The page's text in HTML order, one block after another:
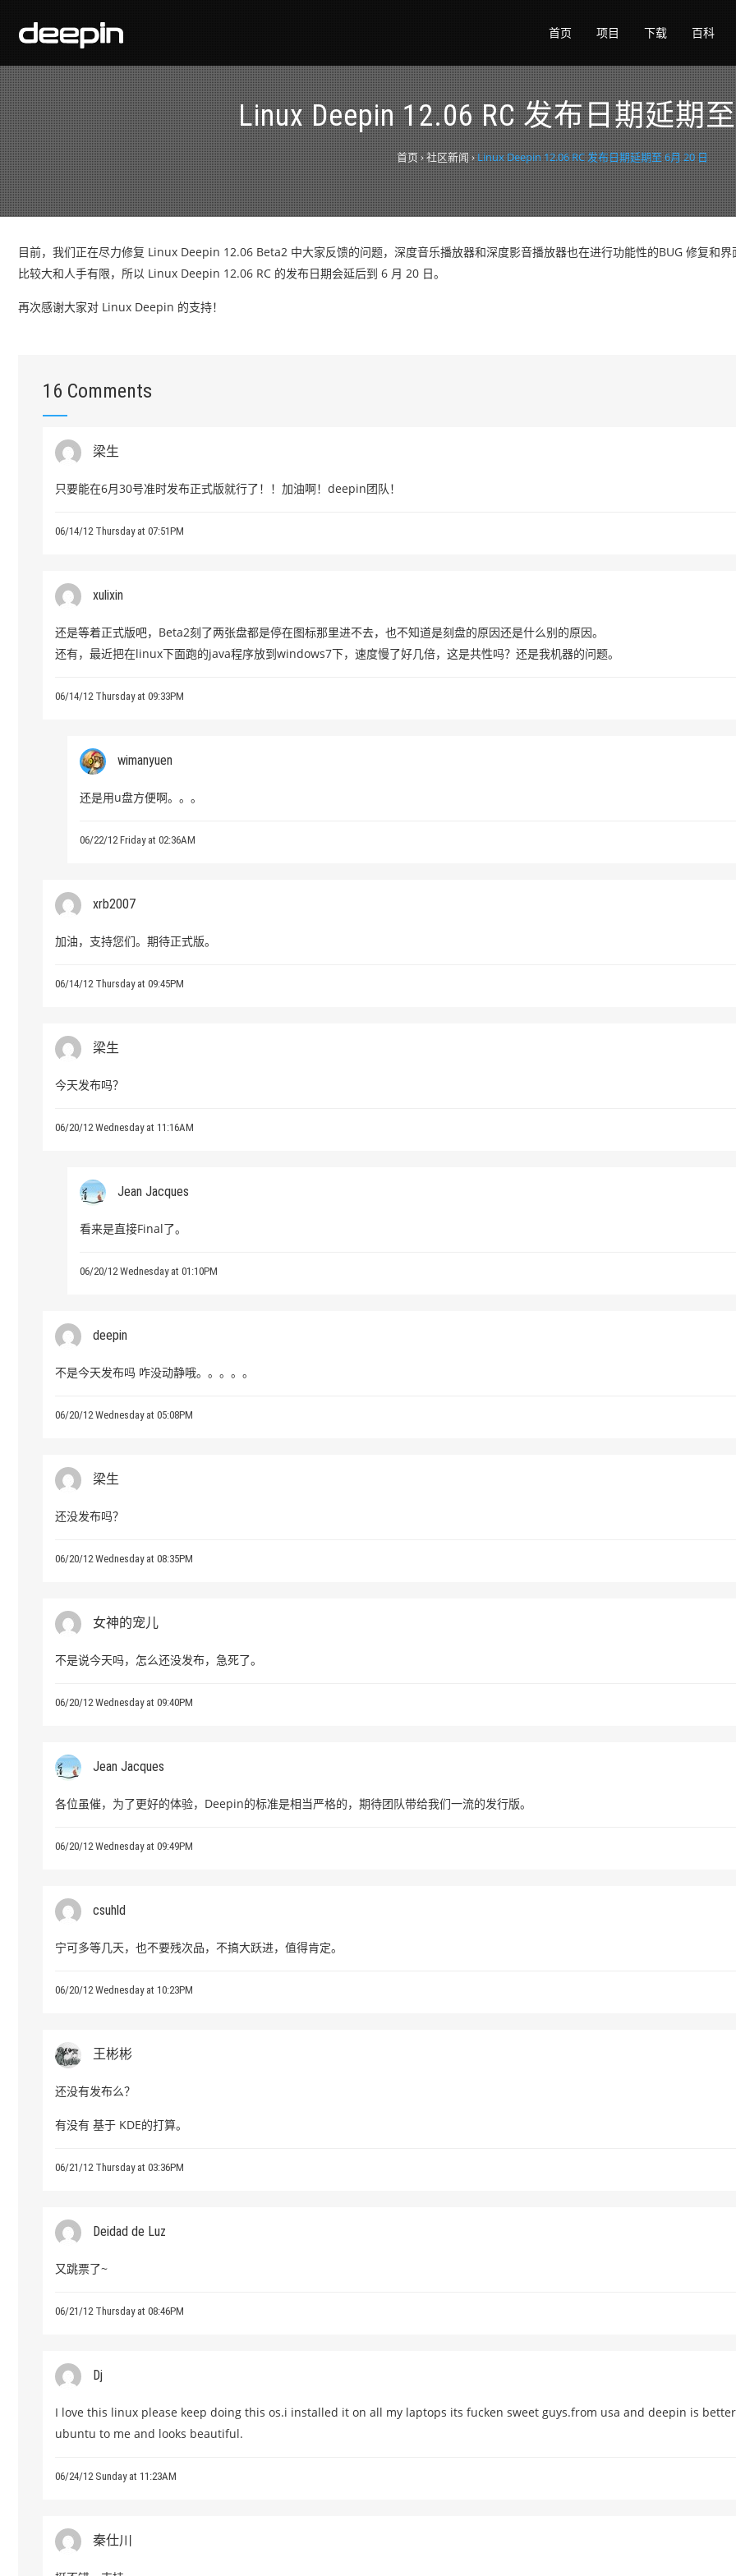
首页 项目 下载 百科
Linux Deepin 12.06 RC 发布日期延期
首页›社区新闻›Linux Deepin 12.06 RC 发布日期延期至 6月 20 日
目前，我们正在尽力修复 Linux Deepin 12.06 Beta2 中大家反馈的问题，深度音乐播放器和深度影音播放器也在进行功能性的BUG 修复和
比较大和人手有限，所以 Linux Deepin 12.06 RC 的发布日期会延后到 6 月 20 日。
再次感谢大家对 Linux Deepin 的支持！
16 Comments
梁生
只要能在6月30号准时发布正式版就行了！！加油啊！deepin团队！
06/14/12 Thursday at 07:51PM
xulixin
还是等着正式版吧，Beta2刻了两张盘都是停在图标那里进不去，也不知道是刻盘的原因还是什么别的原因。
还有，最近把在linux下面跑的java程序放到windows7下，速度慢了好几倍，这是共性吗？还是我机器的问题。
06/14/12 Thursday at 09:33PM
wimanyuen
还是用u盘方便啊。。。
06/22/12 Friday at 02:36AM
xrb2007
加油，支持您们。期待正式版。
06/14/12 Thursday at 09:45PM
梁生
今天发布吗？
06/20/12 Wednesday at 11:16AM
Jean Jacques
看来是直接Final了。
06/20/12 Wednesday at 01:10PM
deepin
不是今天发布吗 咋没动静哦。。。。。
06/20/12 Wednesday at 05:08PM
梁生
还没发布吗？
06/20/12 Wednesday at 08:35PM
女神的宠儿
不是说今天吗，怎么还没发布，急死了。
06/20/12 Wednesday at 09:40PM
Jean Jacques
各位虽催，为了更好的体验，Deepin的标准是相当严格的，期待团队带给我们一流的发行版。
06/20/12 Wednesday at 09:49PM
csuhld
宁可多等几天，也不要残次品，不搞大跃进，值得肯定。
06/20/12 Wednesday at 10:23PM
王彬彬
还没有发布么？
有没有 基于 KDE的打算。
06/21/12 Thursday at 03:36PM
Deidad de Luz
又跳票了~
06/21/12 Thursday at 08:46PM
Dj
I love this linux please keep doing this os.i installed it on all my laptops its fucken sweet guys.from usa and deepin is
ubuntu to me and looks beautiful.
06/24/12 Sunday at 11:23AM
秦仕川